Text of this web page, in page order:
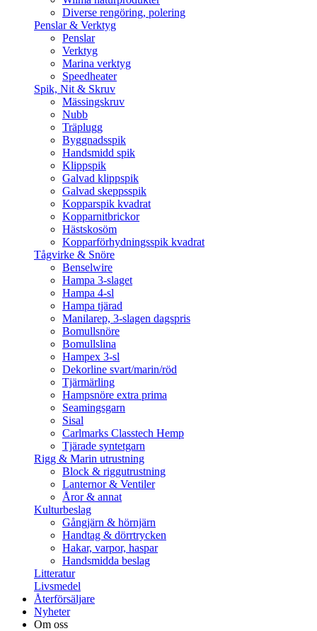
Diverse rengöring, polering
Penslar & Verktyg
Penslar
Verktyg
Marina verktyg
Speedheater
Spik, Nit & Skruv
Mässingskruv
Nubb
Träplugg
Byggnadsspik
Handsmidd spik
Klippspik
Galvad klippspik
Galvad skeppsspik
Kopparspik kvadrat
Kopparnitbrickor
Hästskosöm
Kopparförhydningsspik kvadrat
Tågvirke & Snöre
Benselwire
Hampa 3-slaget
Hampa 4-sl
Hampa tjärad
Manilarep, 3-slagen dagspris
Bomullsnöre
Bomullslina
Hampex 3-sl
Dekorline svart/marin/röd
Tjärmärling
Hampsnöre extra prima
Seamingsgarn
Sisal
Carlmarks Classtech Hemp
Tjärade syntetgarn
Rigg & Marin utrustning
Block & riggutrustning
Lanternor & Ventiler
Åror & annat
Kulturbeslag
Gångjärn & hörnjärn
Handtag & dörrtrycken
Hakar, varpor, haspar
Handsmidda beslag
Litteratur
Livsmedel
Återförsäljare
Nyheter
Om oss